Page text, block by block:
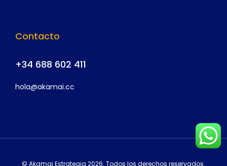
Contacto
+34 688 602 411
hola@akamai.cc
© Akamai Estrategia 2026. Todos los derechos reservados.